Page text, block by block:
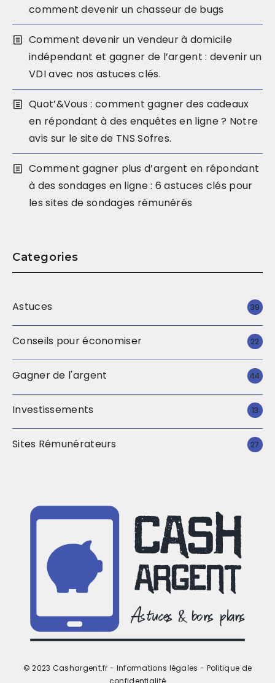
comment devenir un chasseur de bugs
Comment devenir un vendeur à domicile
indépendant et gagner de l’argent : devenir un
VDI avec nos astuces clés.
Quot’&Vous : comment gagner des cadeaux
en répondant à des enquêtes en ligne ? Notre
avis sur le site de TNS Sofres.
Comment gagner plus d’argent en répondant
à des sondages en ligne : 6 astuces clés pour
les sites de sondages rémunérés
Categories
Astuces 39
Conseils pour économiser 22
Gagner de l'argent 44
Investissements 13
Sites Rémunérateurs 27
© 2023 Cashargent.fr - Informations légales - Politique de
confidentialité